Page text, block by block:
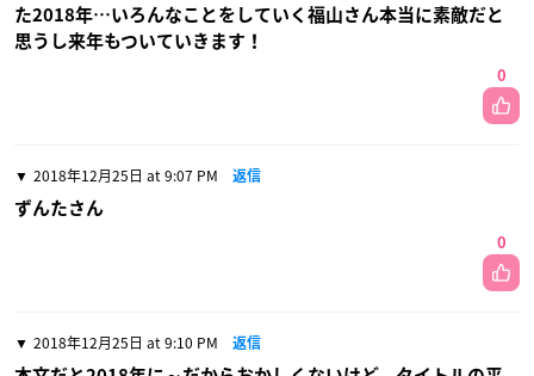
た2018年…いろんなことをしていく福山さん本当に素敵だと
思うし来年もついていきます！
0
2018年12月25日 at 9:07 PM 返信
ずんたさん
0
2018年12月25日 at 9:10 PM 返信